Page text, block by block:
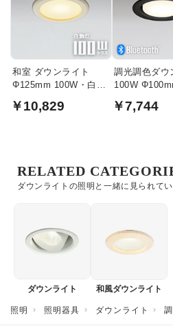
和室 ダウンライト
Φ125mm 100W・白木
￥10,829
調光調色ダウ
100W
￥7,744
ダウンライトの照明と一緒に見られて
RELATED
ダウンライト 和風ダウンライト
照明 照明器具 ダウンライト